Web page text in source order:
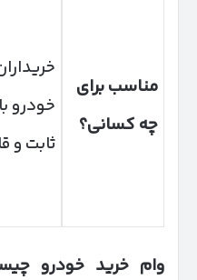
مناسب برای
چه کسانی؟
خودرو
ثابت و
وام خرید خودرو